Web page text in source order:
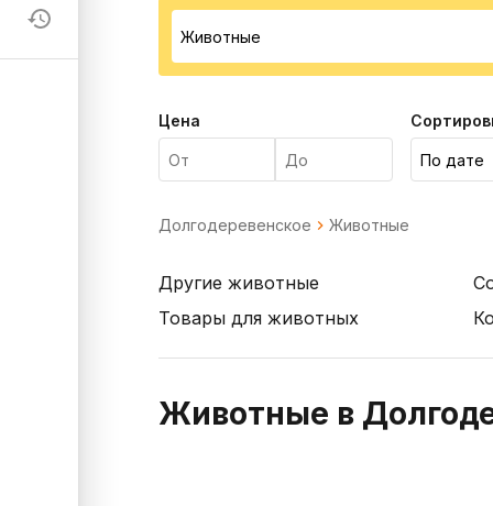
Цена
Долгодеревенское Животные
Другие животные
Товары для животных
Животные в